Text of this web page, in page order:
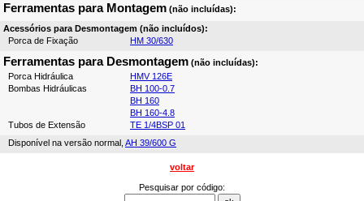
Ferramentas para Montagem (não incluídas):
Acessórios para Desmontagem (não incluídos):
Porca de Fixação
HM 30/630
Ferramentas para Desmontagem (não incluídas):
Porca Hidráulica
HMV 126E
Bombas Hidráulicas
BH 100-0.7
BH 160
BH 160-4.8
Tubos de Extensão
TE 1/4BSP 01
Disponível na versão normal, AH 39/600 G
voltar
Pesquisar por código: